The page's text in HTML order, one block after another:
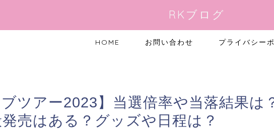
RKブログ
HOME お問い合わせ プライバシー
ツアー2023】当選倍率や当落結果は
売はある？グッズや日程は？